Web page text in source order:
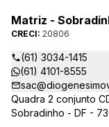
Matriz -
CRECI: 20806
(61) 3034-1415
(61) 4101-8555
Quadra 2 conjunto
Sobradinho - DF -